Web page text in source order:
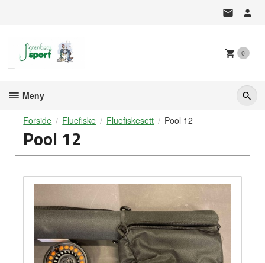
0
Meny
Forside Fluefiske Fluefiskesett Pool 12
Pool 12